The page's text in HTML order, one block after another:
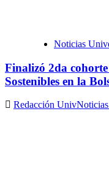
Noticias
Finalizó 2da
Sostenibles en la
Redacción